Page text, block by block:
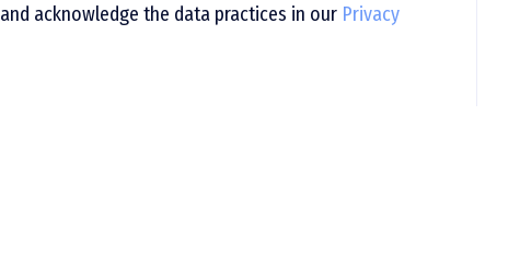
and acknowledge the data practices in our Privacy